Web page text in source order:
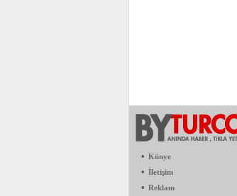
• Künye
• İletişim
• Reklam